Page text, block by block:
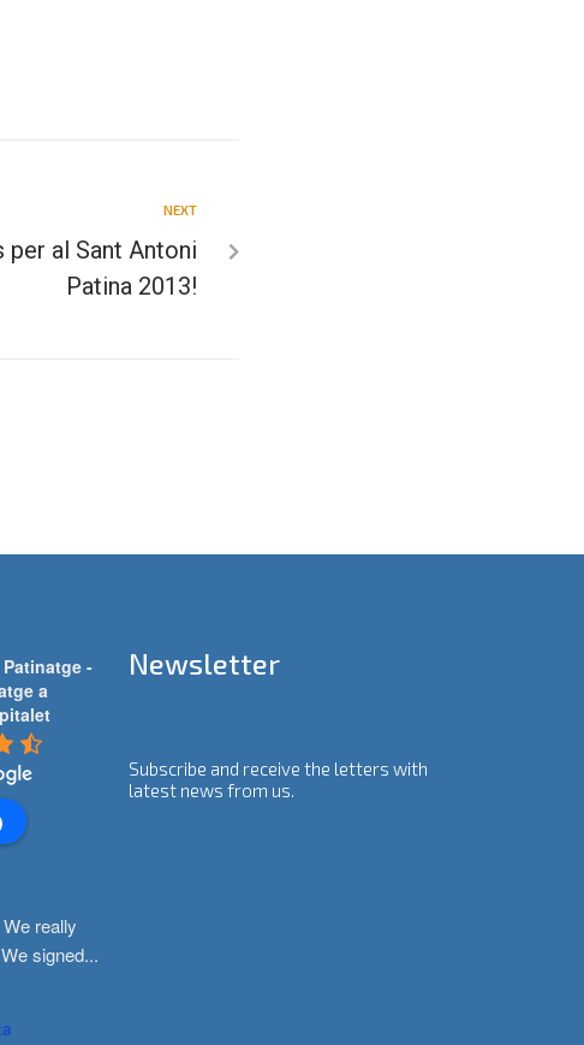
NEXT
per al Sant Antoni
Patina 2013!
-
a
We really
signed...
Newsletter
Subscribe and receive the letters with
latest news from us.